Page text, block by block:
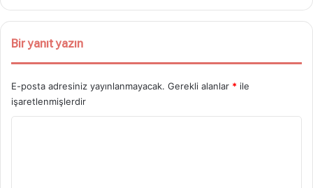
Bir yanıt yazın
E-posta adresiniz yayınlanmayacak. Gerekli alanlar * ile
işaretlenmişlerdir